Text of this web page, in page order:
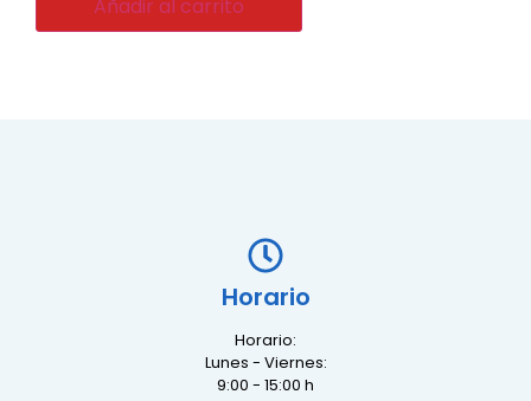
Añadir al carrito
Horario
Horario:
Lunes - Viernes:
9:00 - 15:00 h